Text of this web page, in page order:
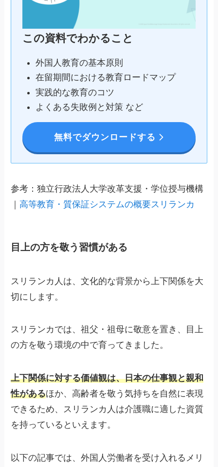
この資料でわかること
外国人教育の基本原則
在留期間における教育ロードマップ
実践的な教育のコツ
よくある失敗例と対策 など
無料でダウンロードする
参考：独立行政法人大学改革支援・学位授与機構
｜高等教育・質保証システムの概要スリランカ
目上の方を敬う習慣がある
スリランカ人は、文化的な背景から上下関係を大
切にします。
スリランカでは、祖父・祖母に敬意を置き、目上
の方を敬う環境の中で育ってきました。
上下関係に対する価値観は、日本の仕事観と親和
性があるほか、高齢者を敬う気持ちを自然に表現
できるため、スリランカ人は介護職に適した資質
を持っているといえます。
以下の記事では、外国人労働者を受け入れるメリ